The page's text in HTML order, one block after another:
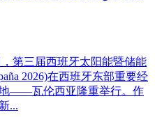
第三届西班牙太阳能暨储能
2026)在西班牙东部重要经
——瓦伦西亚隆重举行。作
...